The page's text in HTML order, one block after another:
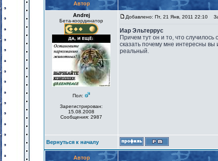
Автор
Andrej
Бета-координатор
Пол:
Зарегистрирован:
15.08.2008
Сообщения: 2987
Добавлено: Пт, 21 Янв, 2011 22:10
Иар Эльтеррус
Причем тут он и то, что
сказать почему мне интересны
реальный.
Вернуться к началу
Автор